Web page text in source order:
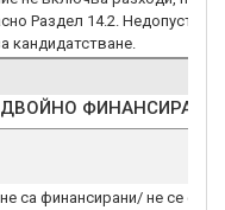
Раздел 14.2. Недопустими
кандидатстване.
ФИНАНСИРАНЕ
са финансирани/ не се